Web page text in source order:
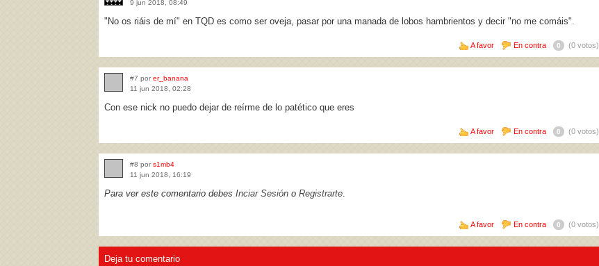
9 jun 2018, 08:49
"No os riáis de mí" en TQD es como ser oveja, pasar por una manada de lobos hambrientos y decir "no me comáis".
A favor En contra 0 (0 votos)
#7 por er_banana
11 jun 2018, 02:28
Con ese nick no puedo dejar de reírme de lo patético que eres
A favor En contra 0 (0 votos)
#8 por s1mb4
11 jun 2018, 16:19
Para ver este comentario debes Inciar Sesión o Registrarte.
A favor En contra 0 (0 votos)
Deja tu comentario